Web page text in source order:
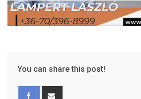
You can share this post!